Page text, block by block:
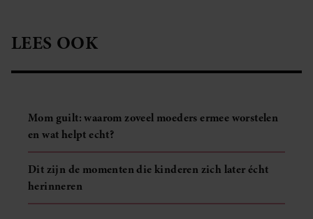
LEES OOK
Mom guilt: waarom zoveel moeders ermee worstelen
en wat helpt echt?
Dit zijn de momenten die kinderen zich later écht
herinneren